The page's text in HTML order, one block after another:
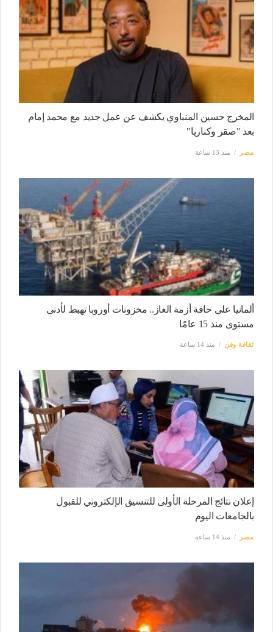
المخرج حسين المنباوي يكشف عن عمل جديد مع محمد إمام
بعد "صقر وكناريا"
مصر منذ 13 ساعة
ألمانيا على حافة أزمة الغاز.. مخزونات أوروبا تهبط لأدنى
مستوى منذ 15 عامًا
ثقافة وفن منذ 14 ساعة
إعلان نتائج المرحلة الأولى للتنسيق الإلكتروني للقبول
بالجامعات اليوم
مصر منذ 14 ساعة